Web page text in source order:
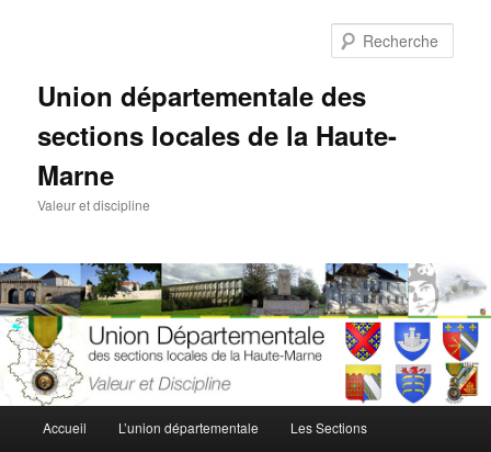
Union départementale des
sections locales de la Haute-
Marne
Valeur et discipline
principal
Accueil L’union départementale Les Sections